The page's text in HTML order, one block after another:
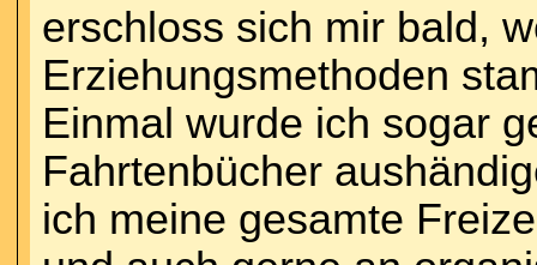
erschloss sich mir bald,
Erziehungsmethoden
Einmal wurde ich sogar
Fahrtenbücher
ich meine gesamte